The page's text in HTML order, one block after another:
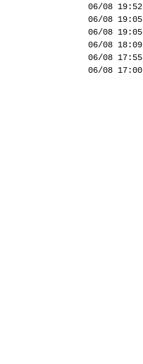
06/08 19:52
06/08 19:05
06/08 19:05
06/08 18:09
06/08 17:55
06/08 17:00